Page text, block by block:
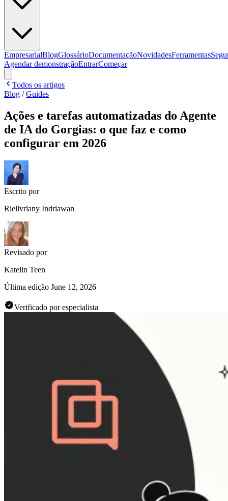
EmpresarialBlogGlossárioDocumentaçãoNovidadesFerramentas
Agendar demonstraçãoEntrarComeçar
Todos os artigos
Blog /Guides
Ações e tarefas automatizadas do Agente
de IA do Gorgias: o que faz e como
configurar em 2026
Escrito por
Riellvriany Indriawan
Revisado por
Katelin Teen
Última edição June 12, 2026
Verificado por especialista